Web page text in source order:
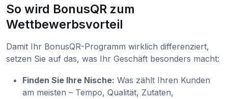
So wird BonusQR zum
Wettbewerbsvorteil
Damit Ihr BonusQR-Programm wirklich differenziert,
setzen Sie auf das, was Ihr Geschäft besonders macht:
Finden Sie Ihre Nische: Was zählt Ihren Kunden
am meisten – Tempo, Qualität, Zutaten,